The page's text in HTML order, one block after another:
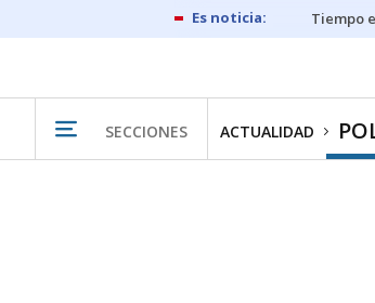
Tiempo
SECCIONES ACTUALIDAD